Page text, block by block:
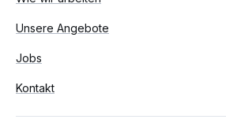
Unsere Angebote
Jobs
Kontakt